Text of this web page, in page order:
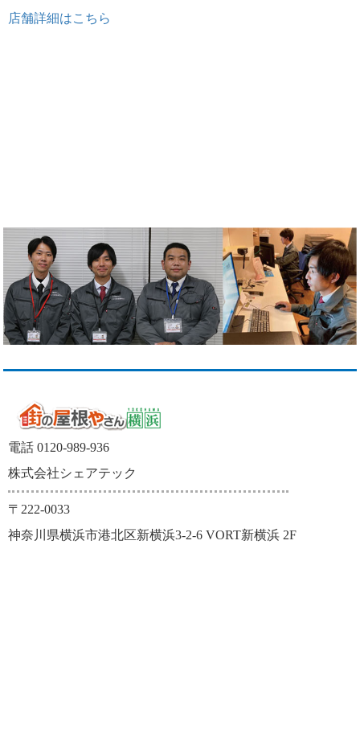
店舗詳細はこちら
電話 0120-989-936
株式会社シェアテック
〒222-0033
神奈川県横浜市港北区新横浜3-2-6 VORT新横浜 2F